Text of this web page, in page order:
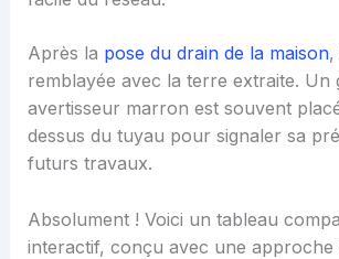
Après la pose du drain de la maison,
remblayée avec la terre extraite. Un
avertisseur marron est souvent
dessus du tuyau pour signaler sa
futurs travaux.
Absolument ! Voici un tableau
interactif, conçu avec une approche